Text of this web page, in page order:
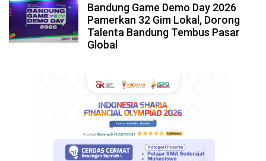
Bandung Game Demo Day 2026
Pamerkan 32 Gim Lokal, Dorong
Talenta Bandung Tembus Pasar
Global